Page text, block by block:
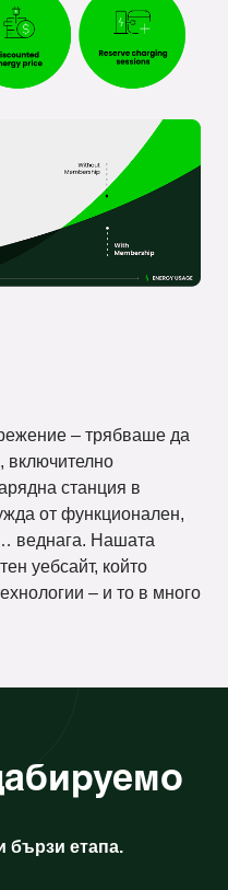
– трябваше да
включително
станция в
от функционален,
веднага. Нашата
уебсайт, който
– и то в много
бързи етапа.